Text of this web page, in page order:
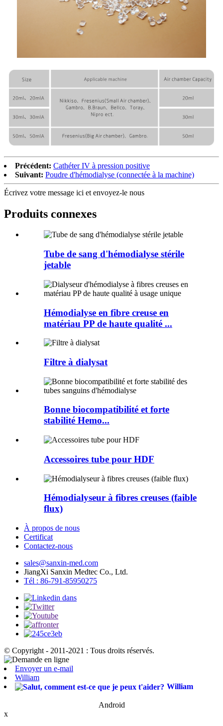
Précédent: Cathéter IV à pression positive
Suivant: Poudre d'hémodialyse (connectée à la machine)
Écrivez votre message ici et envoyez-le nous
Produits connexes
Tube de sang d'hémodialyse stérile
jetable
Hémodialyse en fibre creuse en
matériau PP de haute qualité ...
Filtre à dialysat
Bonne biocompatibilité et forte
stabilité Hemo...
Accessoires tube pour HDF
Hémodialyseur à fibres creuses (faible
flux)
À propos de nous
Certificat
Contactez-nous
sales@sanxin-med.com
JiangXi Sanxin Medtec Co., Ltd.
Tél : 86-791-85950275
© Copyright - 2011-2021 : Tous droits réservés.
Envoyer un e-mail
William
William
Android
x